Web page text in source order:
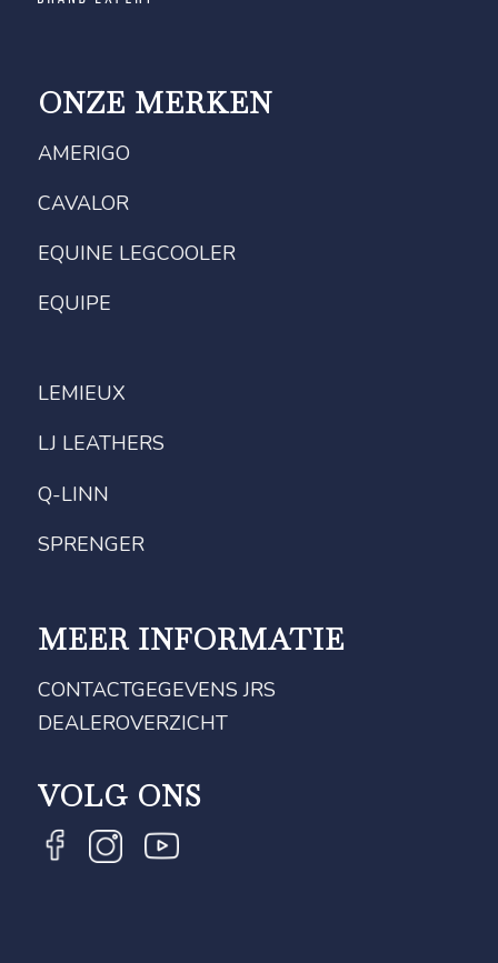
ONZE MERKEN
AMERIGO
CAVALOR
EQUINE LEGCOOLER
EQUIPE
LEMIEUX
LJ LEATHERS
Q-LINN
SPRENGER
MEER INFORMATIE
CONTACTGEGEVENS JRS
DEALEROVERZICHT
VOLG ONS